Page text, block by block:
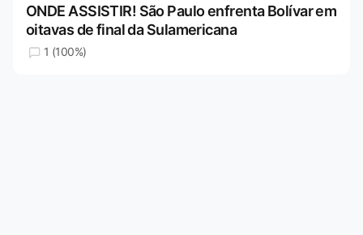
ONDE ASSISTIR! São Paulo enfrenta Bolívar em
oitavas de final da Sulamericana
1 (100%)